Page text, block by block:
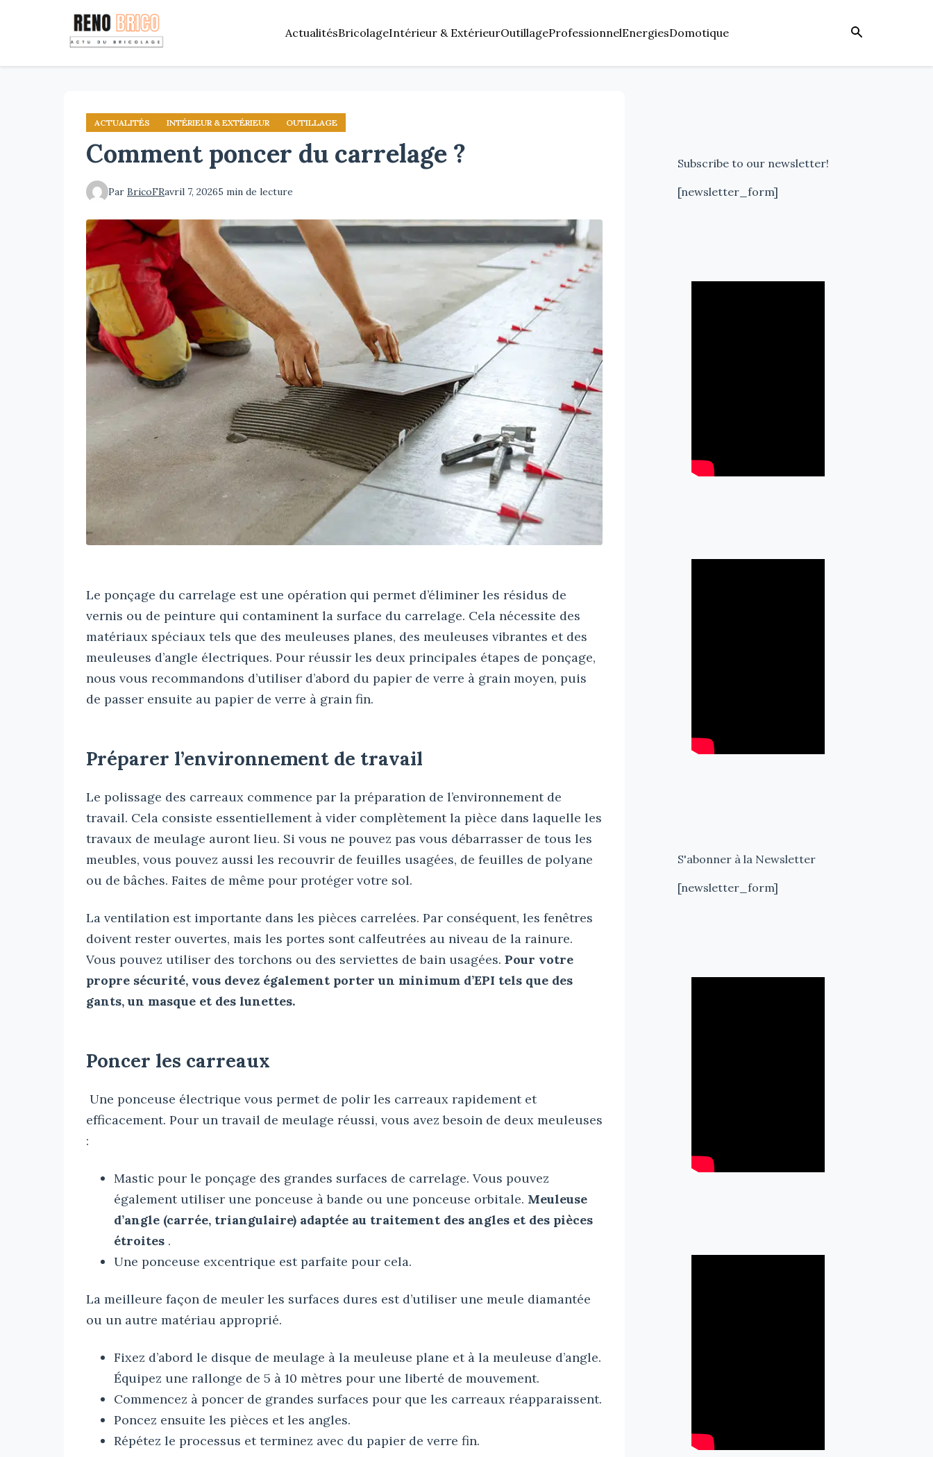
ActualitésBricolageIntérieur & ExtérieurOutillageProfessionnelEnergiesDomotique
ACTUALITÉS INTÉRIEUR & EXTÉRIEUR OUTILLAGE
Comment poncer du carrelage ?
Par BricoFRavril 7, 20265 min de lecture
Le ponçage du carrelage est une opération qui permet d’éliminer les résidus de
vernis ou de peinture qui contaminent la surface du carrelage. Cela nécessite des
matériaux spéciaux tels que des meuleuses planes, des meuleuses vibrantes et des
meuleuses d’angle électriques. Pour réussir les deux principales étapes de ponçage,
nous vous recommandons d’utiliser d’abord du papier de verre à grain moyen, puis
de passer ensuite au papier de verre à grain fin.
Préparer l’environnement de travail
Le polissage des carreaux commence par la préparation de l’environnement de
travail. Cela consiste essentiellement à vider complètement la pièce dans laquelle les
travaux de meulage auront lieu. Si vous ne pouvez pas vous débarrasser de tous les
meubles, vous pouvez aussi les recouvrir de feuilles usagées, de feuilles de polyane
ou de bâches. Faites de même pour protéger votre sol.
La ventilation est importante dans les pièces carrelées. Par conséquent, les fenêtres
doivent rester ouvertes, mais les portes sont calfeutrées au niveau de la rainure.
Vous pouvez utiliser des torchons ou des serviettes de bain usagées. Pour votre
propre sécurité, vous devez également porter un minimum d’EPI tels que des
gants, un masque et des lunettes.
Poncer les carreaux
Une ponceuse électrique vous permet de polir les carreaux rapidement et
efficacement. Pour un travail de meulage réussi, vous avez besoin de deux meuleuses
:
Mastic pour le ponçage des grandes surfaces de carrelage. Vous pouvez
également utiliser une ponceuse à bande ou une ponceuse orbitale. Meuleuse
d’angle (carrée, triangulaire) adaptée au traitement des angles et des pièces
étroites .
Une ponceuse excentrique est parfaite pour cela.
La meilleure façon de meuler les surfaces dures est d’utiliser une meule diamantée
ou un autre matériau approprié.
Fixez d’abord le disque de meulage à la meuleuse plane et à la meuleuse d’angle.
Équipez une rallonge de 5 à 10 mètres pour une liberté de mouvement.
Commencez à poncer de grandes surfaces pour que les carreaux réapparaissent.
Poncez ensuite les pièces et les angles.
Répétez le processus et terminez avec du papier de verre fin.
Subscribe to our newsletter!
[newsletter_form]
S'abonner à la Newsletter
[newsletter_form]